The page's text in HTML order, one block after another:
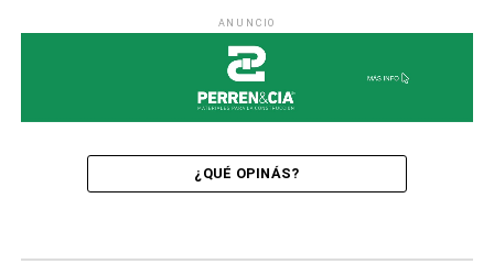
ANUNCIO
¿QUÉ OPINÁS?